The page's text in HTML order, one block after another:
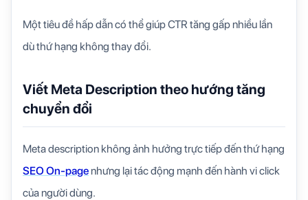
Một tiêu đề hấp dẫn có thể giúp CTR tăng gấp nhiều lần
dù thứ hạng không thay đổi.
Viết Meta Description theo hướng tăng
chuyển đổi
Meta description không ảnh hưởng trực tiếp đến thứ hạng
SEO On-page nhưng lại tác động mạnh đến hành vi click
của người dùng.